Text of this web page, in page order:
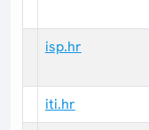
isp.hr
iti.hr